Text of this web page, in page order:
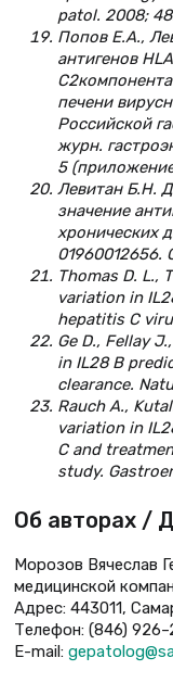
patol. 2008;
Попов Е.А.,
антигенов
печени
Российской
журн.
5
Левитан Б.Н.
значение
хронических
01960012656.
Thomas D. L.,
variation in
hepatitis C
Ge D., Fellay
in IL28 B
clearance.
Rauch A.,
variation in
C and
study.
Об авторах /
Морозов Вячеслав
медицинской
Адрес: 443011,
Телефон: (846)
E-mail: